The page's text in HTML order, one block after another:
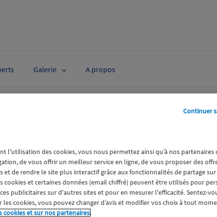
Galerie A propos
en négociations
d’Aviva
exclusives en vue d’acquérir Aviva France.
du marché de l’assurance en France.
l'utilisation des cookies, vous nous permettez ainsi qu’à nos
de vous offrir un meilleur service en ligne, de vous proposer des
et de rendre le site plus interactif grâce aux fonctionnalités de partage sur
cookies et certaines données (email chiffré) peuvent être utilisés pour
publicitaires sur d'autres sites et pour en mesurer l'efficacité. Sentez-
les cookies, vous pouvez changer d’avis et modifier vos choix à tout
cookies et sur nos partenaires.
Continuer